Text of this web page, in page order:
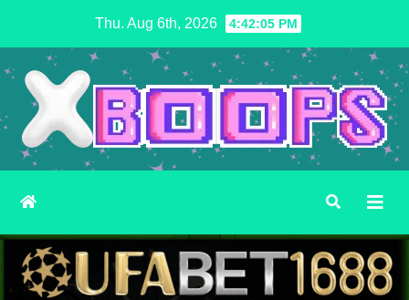
content
Thu. Aug 6th, 2026 4:42:07 PM